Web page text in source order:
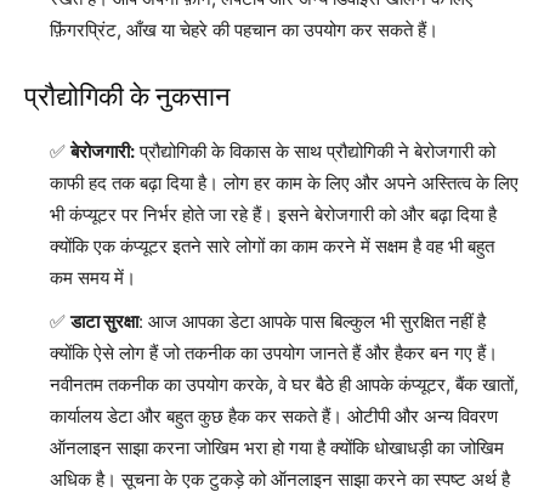
फ़िंगरप्रिंट, आँख या चेहरे की पहचान का उपयोग कर सकते हैं।
प्रौद्योगिकी के नुकसान
बेरोजगारी:प्रौद्योगिकी के विकास के साथ प्रौद्योगिकी ने बेरोजगारी को
काफी हद तक बढ़ा दिया है। लोग हर काम के लिए और अपने अस्तित्व के लिए
भी कंप्यूटर पर निर्भर होते जा रहे हैं। इसने बेरोजगारी को और बढ़ा दिया है
क्योंकि एक कंप्यूटर इतने सारे लोगों का काम करने में सक्षम है वह भी बहुत
कम समय में।
डाटा सुरक्षा: आज आपका डेटा आपके पास बिल्कुल भी सुरक्षित नहीं है
क्योंकि ऐसे लोग हैं जो तकनीक का उपयोग जानते हैं और हैकर बन गए हैं।
नवीनतम तकनीक का उपयोग करके, वे घर बैठे ही आपके कंप्यूटर, बैंक खातों,
कार्यालय डेटा और बहुत कुछ हैक कर सकते हैं। ओटीपी और अन्य विवरण
ऑनलाइन साझा करना जोखिम भरा हो गया है क्योंकि धोखाधड़ी का जोखिम
अधिक है। सूचना के एक टुकड़े को ऑनलाइन साझा करने का स्पष्ट अर्थ है